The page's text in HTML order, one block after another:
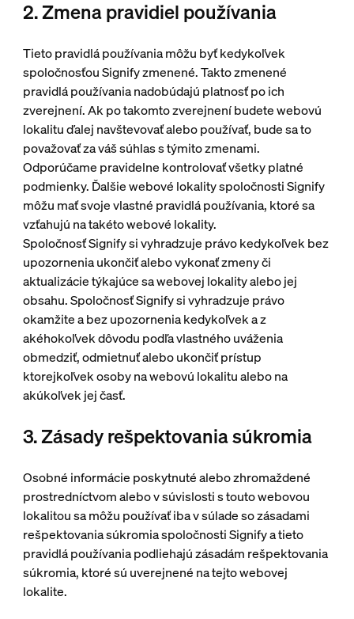
2. Zmena pravidiel používania
Tieto pravidlá používania môžu byť kedykoľvek
spoločnosťou Signify zmenené. Takto zmenené
pravidlá používania nadobúdajú platnosť po ich
zverejnení. Ak po takomto zverejnení budete webovú
lokalitu ďalej navštevovať alebo používať, bude sa to
považovať za váš súhlas s týmito zmenami.
Odporúčame pravidelne kontrolovať všetky platné
podmienky. Ďalšie webové lokality spoločnosti Signify
môžu mať svoje vlastné pravidlá používania, ktoré sa
vzťahujú na takéto webové lokality.
Spoločnosť Signify si vyhradzuje právo kedykoľvek bez
upozornenia ukončiť alebo vykonať zmeny či
aktualizácie týkajúce sa webovej lokality alebo jej
obsahu. Spoločnosť Signify si vyhradzuje právo
okamžite a bez upozornenia kedykoľvek a z
akéhokoľvek dôvodu podľa vlastného uváženia
obmedziť, odmietnuť alebo ukončiť prístup
ktorejkoľvek osoby na webovú lokalitu alebo na
akúkoľvek jej časť.
3. Zásady rešpektovania súkromia
Osobné informácie poskytnuté alebo zhromaždené
prostredníctvom alebo v súvislosti s touto webovou
lokalitou sa môžu používať iba v súlade so zásadami
rešpektovania súkromia spoločnosti Signify a tieto
pravidlá používania podliehajú zásadám rešpektovania
súkromia, ktoré sú uverejnené na tejto webovej
lokalite.